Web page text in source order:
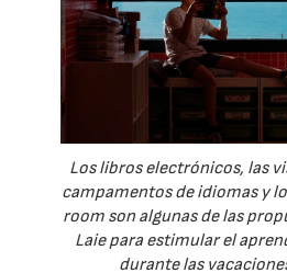
Los libros electrónicos, las
campamentos de idiomas y
room son algunas de las
Laie para estimular el
durante las